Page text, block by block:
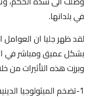
في بلدانها.
لقد ظهر جليا ان العوامل
بشكل عميق ومباشر في
وبرزت هذه التأثيرات من
1-تضخم الميثولوجيا الدينية والتطرف تجاه الآخر.